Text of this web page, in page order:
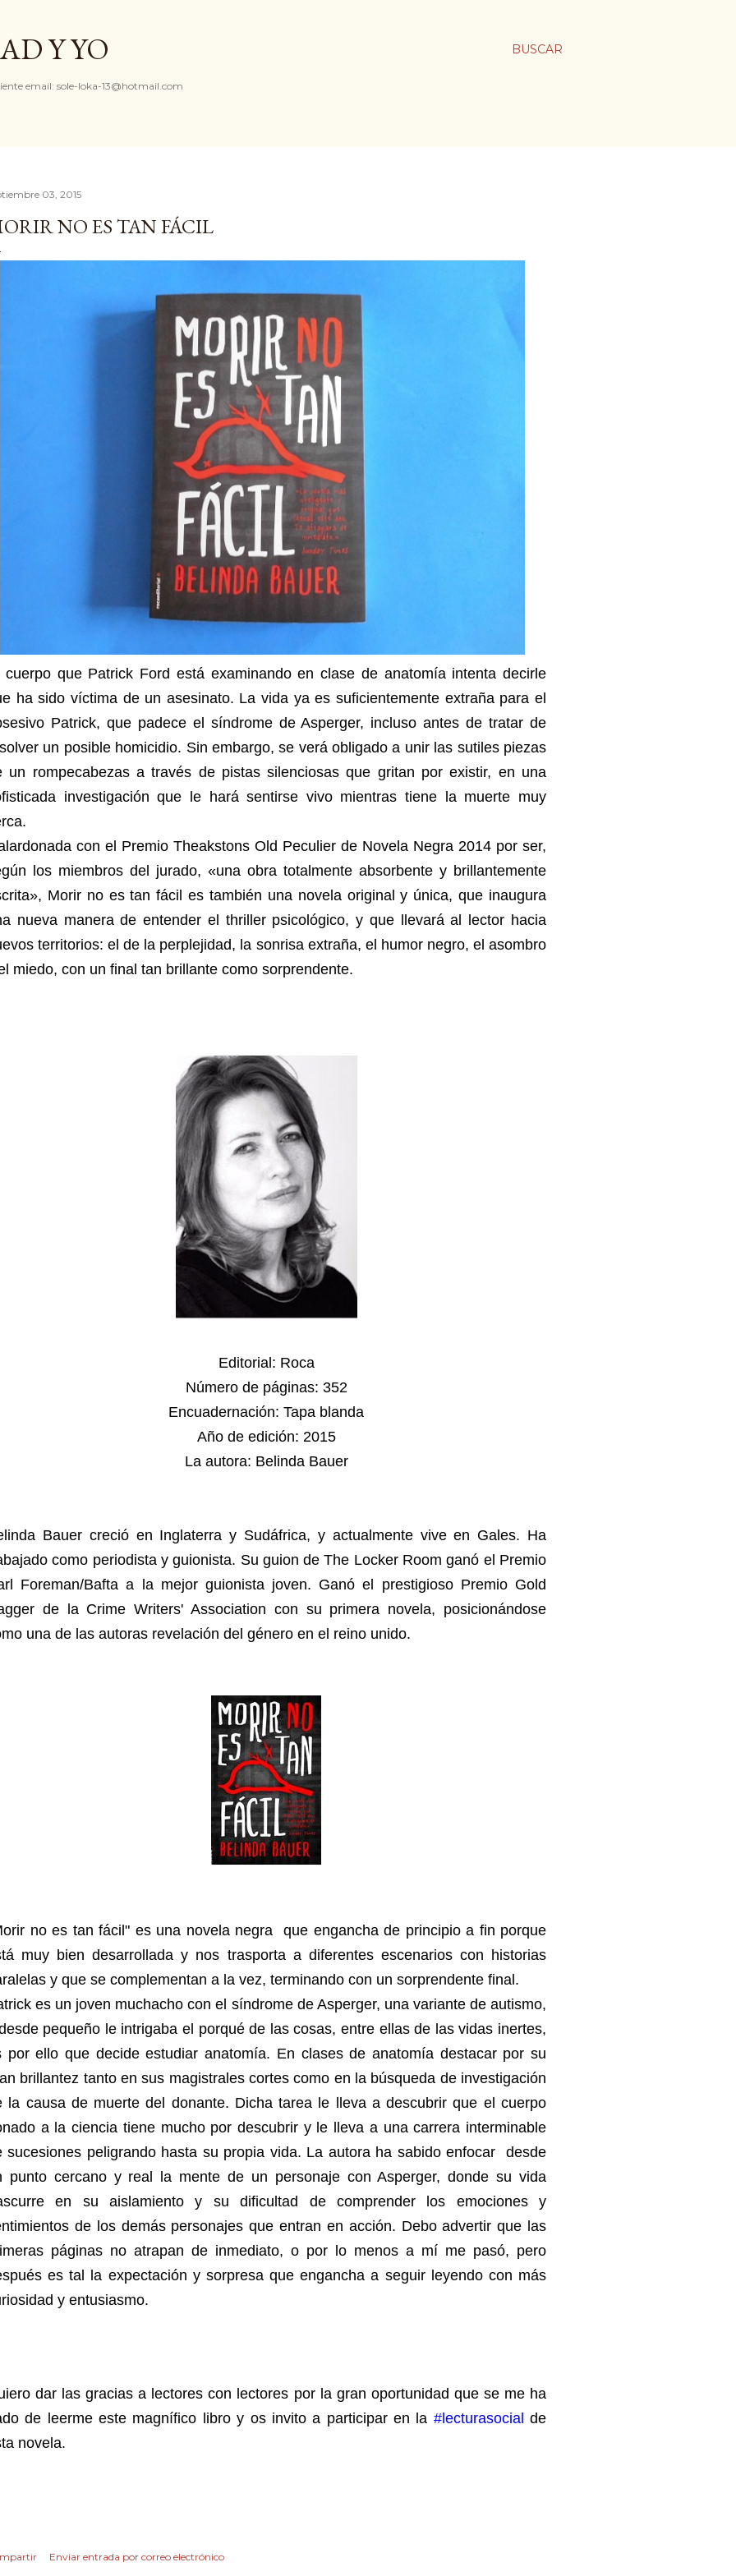
BUSCAR
Y YO
email: sole-loka-13@hotmail.com
03, 2015
NO ES TAN FÁCIL
cuerpo que Patrick Ford está examinando en clase de anatomía intenta decirle
ha sido víctima de un asesinato. La vida ya es suficientemente extraña para el
Patrick, que padece el síndrome de Asperger, incluso antes de tratar de
un posible homicidio. Sin embargo, se verá obligado a unir las sutiles piezas
un rompecabezas a través de pistas silenciosas que gritan por existir, en una
investigación que le hará sentirse vivo mientras tiene la muerte muy
con el Premio Theakstons Old Peculier de Novela Negra 2014 por ser,
los miembros del jurado, «una obra totalmente absorbente y brillantemente
Morir no es tan fácil es también una novela original y única, que inaugura
nueva manera de entender el thriller psicológico, y que llevará al lector hacia
territorios: el de la perplejidad, la sonrisa extraña, el humor negro, el asombro
miedo, con un final tan brillante como sorprendente.
Editorial: Roca
Número de páginas: 352
Encuadernación: Tapa blanda
Año de edición: 2015
La autora: Belinda Bauer
Bauer creció en Inglaterra y Sudáfrica, y actualmente vive en Gales. Ha
como periodista y guionista. Su guion de The Locker Room ganó el Premio
Foreman/Bafta a la mejor guionista joven. Ganó el prestigioso Premio Gold
de la Crime Writers' Association con su primera novela, posicionándose
una de las autoras revelación del género en el reino unido.
no es tan fácil" es una novela negra que engancha de principio a fin porque
muy bien desarrollada y nos trasporta a diferentes escenarios con historias
y que se complementan a la vez, terminando con un sorprendente final.
es un joven muchacho con el síndrome de Asperger, una variante de autismo,
pequeño le intrigaba el porqué de las cosas, entre ellas de las vidas inertes,
por ello que decide estudiar anatomía. En clases de anatomía destacar por su
brillantez tanto en sus magistrales cortes como en la búsqueda de investigación
la causa de muerte del donante. Dicha tarea le lleva a descubrir que el cuerpo
a la ciencia tiene mucho por descubrir y le lleva a una carrera interminable
sucesiones peligrando hasta su propia vida. La autora ha sabido enfocar desde
punto cercano y real la mente de un personaje con Asperger, donde su vida
en su aislamiento y su dificultad de comprender los emociones y
de los demás personajes que entran en acción. Debo advertir que las
páginas no atrapan de inmediato, o por lo menos a mí me pasó, pero
es tal la expectación y sorpresa que engancha a seguir leyendo con más
y entusiasmo.
dar las gracias a lectores con lectores por la gran oportunidad que se me ha
de leerme este magnífico libro y os invito a participar en la #lecturasocial de
novela.
Enviar entrada por correo electrónico